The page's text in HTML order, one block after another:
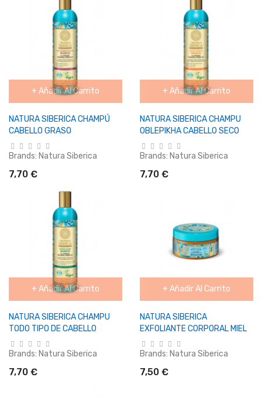
+ Añadir Al Carrito
NATURA SIBERICA CHAMPÚ
CABELLO GRASO
Brands: Natura Siberica
7,70 €
+ Añadir Al Carrito
NATURA SIBERICA CHAMPU
OBLEPIKHA CABELLO SECO
Brands: Natura Siberica
7,70 €
+ Añadir Al Carrito
NATURA SIBERICA CHAMPU
TODO TIPO DE CABELLO
Brands: Natura Siberica
7,70 €
+ Añadir Al Carrito
NATURA SIBERICA
EXFOLIANTE CORPORAL MIEL
Brands: Natura Siberica
7,50 €